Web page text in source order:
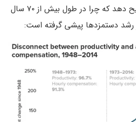
این موضوع می‌تواند توضیح دهد که چرا در طول بیش از ۷۰ سال
رشد دستمزدها پیشی گرفته است: